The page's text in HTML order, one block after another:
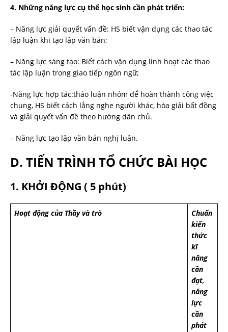
4. Những năng lực cụ thể học sinh cần phát triển:
– Năng lực giải quyết vấn đề: HS biết vận dụng các thao tác
lập luận khi tạo lập văn bản;
– Năng lực sáng tạo: Biết cách vận dụng linh hoạt các thao
tác lập luận trong giao tiếp ngôn ngữ;
-Năng lực hợp tác:thảo luận nhóm để hoàn thành công việc
chung, HS biết cách lắng nghe người khác, hòa giải bất đồng
và giải quyết vấn đề theo hướng dân chủ.
– Năng lực tạo lập văn bản nghị luận.
D. TIẾN TRÌNH TỔ CHỨC BÀI HỌC
1. KHỞI ĐỘNG ( 5 phút)
Hoạt động của Thầy và trò
Chuẩn
kiến
thức
kĩ
năng
cần
đạt,
năng
lực
cần
phát